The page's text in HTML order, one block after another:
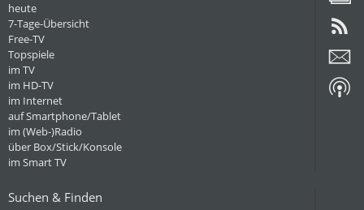
heute
7-Tage-Übersicht
Free-TV
Topspiele
im TV
im HD-TV
im Internet
auf Smartphone/Tablet
im (Web-)Radio
über Box/Stick/Konsole
im Smart TV
Suchen & Finden